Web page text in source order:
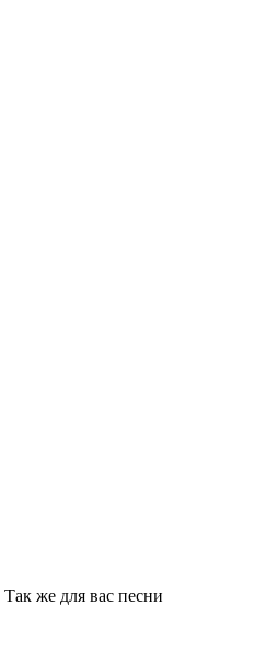
же для вас песни